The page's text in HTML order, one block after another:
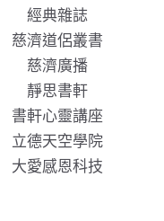
經典雜誌
慈濟道侶叢書
慈濟廣播
靜思書軒
書軒心靈講座
立德天空學院
大愛感恩科技